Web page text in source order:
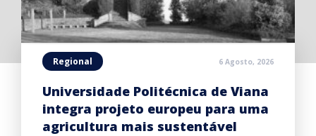
Regional 6 Agosto, 2026
Universidade Politécnica de Viana
integra projeto europeu para uma
agricultura mais sustentável